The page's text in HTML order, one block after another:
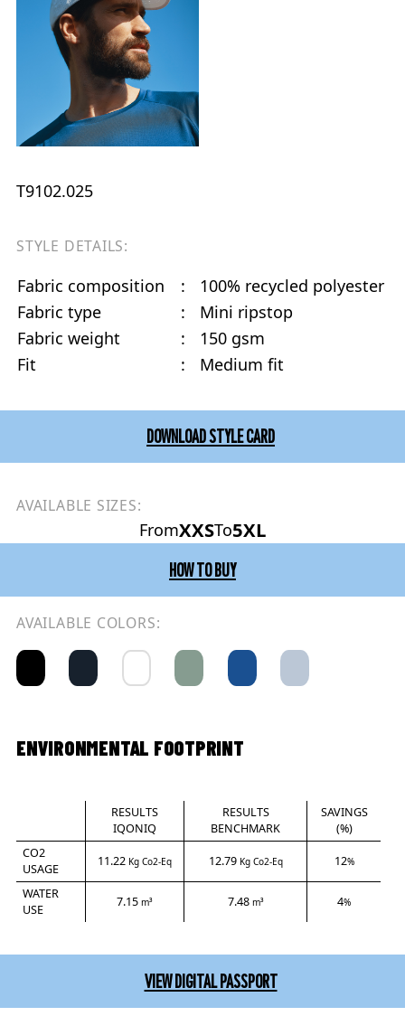
T9102.025
STYLE DETAILS:
Fabric composition :
100% recycled polyester
Fabric type
:
Mini ripstop
Fabric weight
:
150 gsm
Fit
: Medium fit
DOWNLOAD STYLE CARD
AVAILABLE SIZES:
FromXXSTo5XL
HOW TO BUY
AVAILABLE COLORS:
ENVIRONMENTAL FOOTPRINT
RESULTS
IQONIQ
RESULTS
BENCHMARK
SAVINGS
(%)
CO2
USAGE
11.22 Kg Co2-Eq 12.79 Kg Co2-Eq 12%
WATER
USE
7.15 m³ 7.48 m³ 4%
VIEW DIGITAL PASSPORT